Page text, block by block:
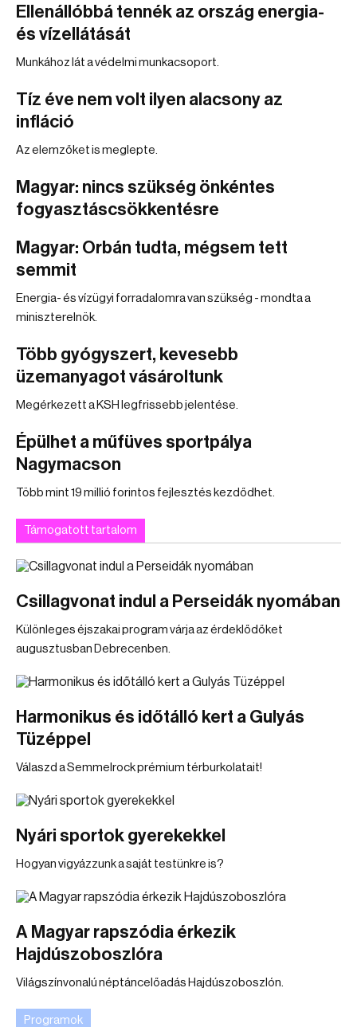
Ellenállóbbá tennék az ország energia-
és vízellátását
Munkához lát a védelmi munkacsoport.
Tíz éve nem volt ilyen alacsony az
infláció
Az elemzőket is meglepte.
Magyar: nincs szükség önkéntes
fogyasztáscsökkentésre
Magyar: Orbán tudta, mégsem tett
semmit
Energia- és vízügyi forradalomra van szükség - mondta a
miniszterelnök.
Több gyógyszert, kevesebb
üzemanyagot vásároltunk
Megérkezett a KSH legfrissebb jelentése.
Épülhet a műfüves sportpálya
Nagymacson
Több mint 19 millió forintos fejlesztés kezdődhet.
Támogatott tartalom
Csillagvonat indul a Perseidák nyomában
Különleges éjszakai program várja az érdeklődőket
augusztusban Debrecenben.
Harmonikus és időtálló kert a Gulyás
Tüzéppel
Válaszd a Semmelrock prémium térburkolatait!
Nyári sportok gyerekekkel
Hogyan vigyázzunk a saját testünkre is?
A Magyar rapszódia érkezik
Hajdúszoboszlóra
Világszínvonalú néptáncelőadás Hajdúszoboszlón.
Programok